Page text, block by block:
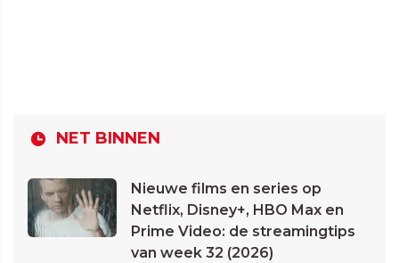
NET BINNEN
Nieuwe films en series op
Netflix, Disney+, HBO Max en
Prime Video: de streamingtips
van week 32 (2026)